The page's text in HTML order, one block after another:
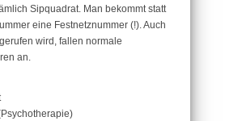
Sipquadrat. Man bekommt statt
eine Festnetznummer (!). Auch
wird, fallen normale
an.